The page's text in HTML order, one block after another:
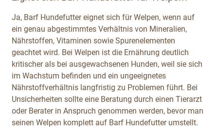
Ja, Barf Hundefutter eignet sich für Welpen, wenn auf
ein genau abgestimmtes Verhältnis von Mineralien,
Nährstoffen, Vitaminen sowie Spurenelementen
geachtet wird. Bei Welpen ist die Ernährung deutlich
kritischer als bei ausgewachsenen Hunden, weil sie sich
im Wachstum befinden und ein ungeeignetes
Nährstoffverhältnis langfristig zu Problemen führt. Bei
Unsicherheiten sollte eine Beratung durch einen Tierarzt
oder Berater in Anspruch genommen werden, bevor man
seinen Welpen komplett auf Barf Hundefutter umstellt.